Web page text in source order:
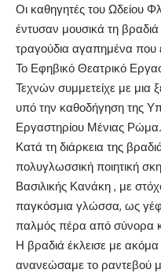
Οι καθηγητές του Ωδείου
έντυσαν μουσικά τη
τραγούδια αγαπημένα που
Το Εφηβικό Θεατρικό
Τεχνών συμμετείχε με μια
υπό την καθοδήγηση της
Εργαστηρίου Μένιας Ρώμα.
Κατά τη διάρκεια της
πολυγλωσσική ποιητική
Βασιλικής Κανάκη , με
παγκόσμια γλώσσα, ως
παλμός πέρα από σύνορα
Η βραδιά έκλεισε με ακόμα
ανανεώσαμε το ραντεβού